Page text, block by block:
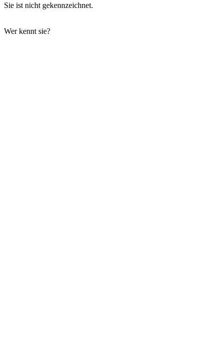
Sie ist nicht gekennzeichnet.
Wer kennt sie?